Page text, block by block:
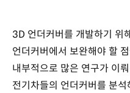
3D 언더커버를 개발하기 위
언더커버에서 보완해야 할
내부적으로 많은 연구가 이
전기차들의 언더커버를 분